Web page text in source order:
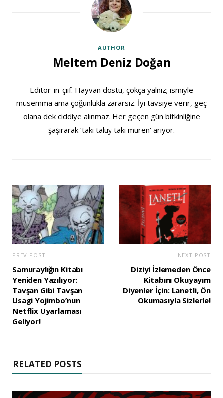
AUTHOR
Meltem Deniz Doğan
Editör-in-çiif. Hayvan dostu, çokça yalnız; ismiyle
müsemma ama çoğunlukla zararsız. İyi tavsiye verir, geç
olana dek ciddiye alınmaz. Her geçen gün bitkinliğine
şaşırarak ‘takı taluy takı müren‘ arıyor.
PREV POST
Samuraylığın Kitabı
Yeniden Yazılıyor:
Tavşan Gibi Tavşan
Usagi Yojimbo’nun
Netflix Uyarlaması
Geliyor!
NEXT POST
Diziyi İzlemeden Önce
Kitabını Okuyayım
Diyenler İçin: Lanetli, Ön
Okumasıyla Sizlerle!
RELATED POSTS